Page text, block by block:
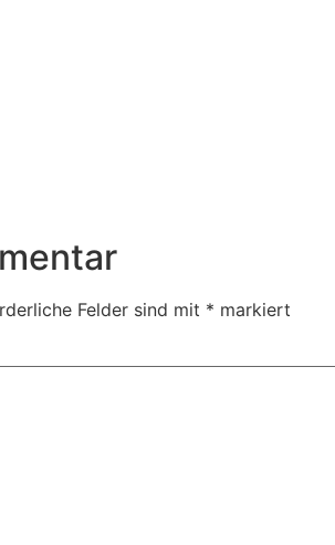
Felder sind mit * markiert